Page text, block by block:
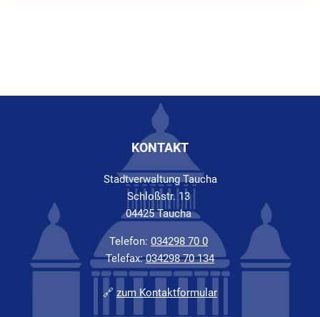
KONTAKT
Stadtverwaltung Taucha
Schloßstr. 13
04425 Taucha
Telefon: 034298 70 0
Telefax:034298 70 134
🔗 zum Kontaktformular